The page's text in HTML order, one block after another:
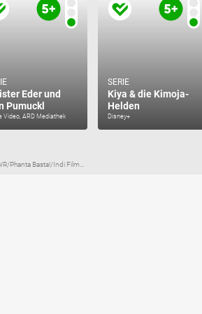
Eder und
Pumuckl
Video, ARD Mediathek
SERIE
Kiya & die Kimoja-
Helden
Disney+
Phanta Basta!/Indi Film...